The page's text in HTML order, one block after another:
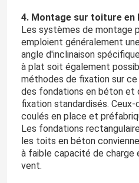
Maison
Produits
4. Montage sur toiture en
Les systèmes de montage
emploient généralement
angle d'inclinaison
à plat soit également
méthodes de fixation sur
des fondations en béton et
fixation standardisés.
coulés en place et
Les fondations
les toits en béton
à faible capacité de charge
vent.